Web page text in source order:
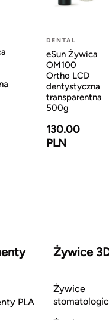
DENTAL
eSun Żywica
OM100
Ortho LCD
dentystyczna
transparentna
500g
130.00
PLN
PLA
Żywice
Żywice